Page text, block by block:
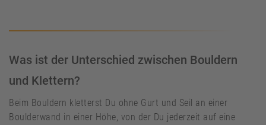
Was ist der Unterschied zwischen Bouldern
und Klettern?
Beim Bouldern kletterst Du ohne Gurt und Seil an einer
Boulderwand in einer Höhe, von der Du jederzeit auf eine